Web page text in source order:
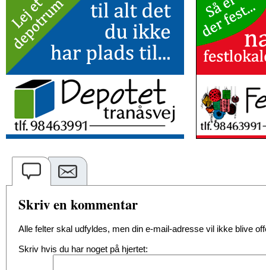
Skriv en kommentar
Alle felter skal udfyldes, men din e-mail-adresse vil ikke blive
Skriv hvis du har noget på hjertet: